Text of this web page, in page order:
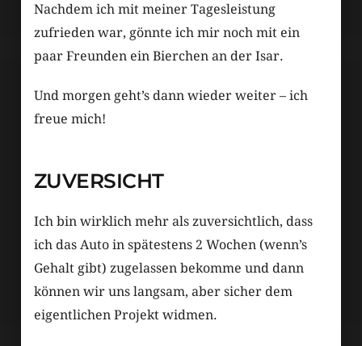
Nachdem ich mit meiner Tagesleistung
zufrieden war, gönnte ich mir noch mit ein
paar Freunden ein Bierchen an der Isar.
Und morgen geht’s dann wieder weiter – ich
freue mich!
ZUVERSICHT
Ich bin wirklich mehr als zuversichtlich, dass
ich das Auto in spätestens 2 Wochen (wenn’s
Gehalt gibt) zugelassen bekomme und dann
können wir uns langsam, aber sicher dem
eigentlichen Projekt widmen.